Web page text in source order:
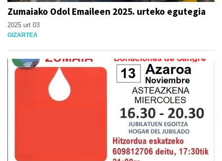
Zumaiako Odol Emaileen 2025. urteko egutegia
2025 urt 03
GIZARTEA